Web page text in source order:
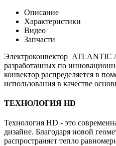
Описание
Характеристики
Видео
Запчасти
Электроконвектор ATLANTIC
разработанных по
конвектор распределяется в
использования в качестве
ТЕХНОЛОГИЯ HD
Технология HD - это
дизайне. Благодаря новой
распространяет тепло